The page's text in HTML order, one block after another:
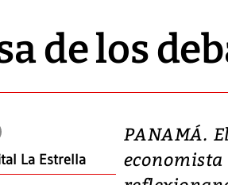
de los
La Estrella
PANAMÁ.